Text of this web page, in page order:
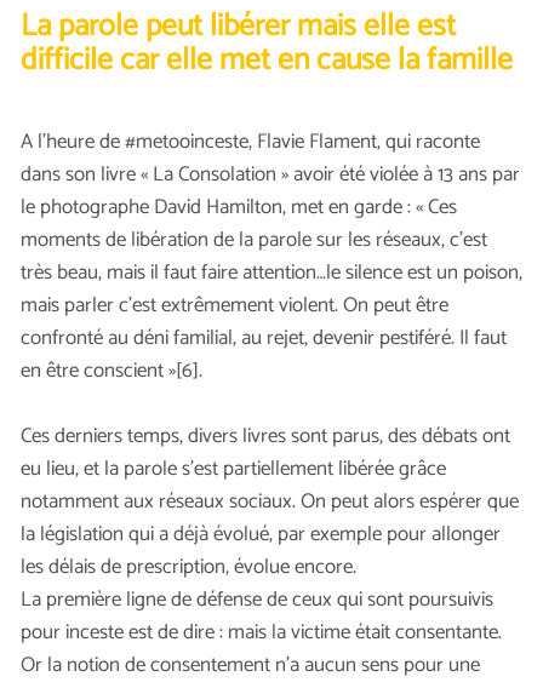
La parole peut libérer mais elle est
difficile car elle met en cause la famille
A l’heure de #metooinceste, Flavie Flament, qui raconte
dans son livre « La Consolation » avoir été violée à 13 ans par
le photographe David Hamilton, met en garde : « Ces
moments de libération de la parole sur les réseaux, c’est
très beau, mais il faut faire attention…le silence est un poison,
mais parler c’est extrêmement violent. On peut être
confronté au déni familial, au rejet, devenir pestiféré. Il faut
en être conscient »[6].
Ces derniers temps, divers livres sont parus, des débats ont
eu lieu, et la parole s’est partiellement libérée grâce
notamment aux réseaux sociaux. On peut alors espérer que
la législation qui a déjà évolué, par exemple pour allonger
les délais de prescription, évolue encore.
La première ligne de défense de ceux qui sont poursuivis
pour inceste est de dire : mais la victime était consentante.
Or la notion de consentement n’a aucun sens pour une